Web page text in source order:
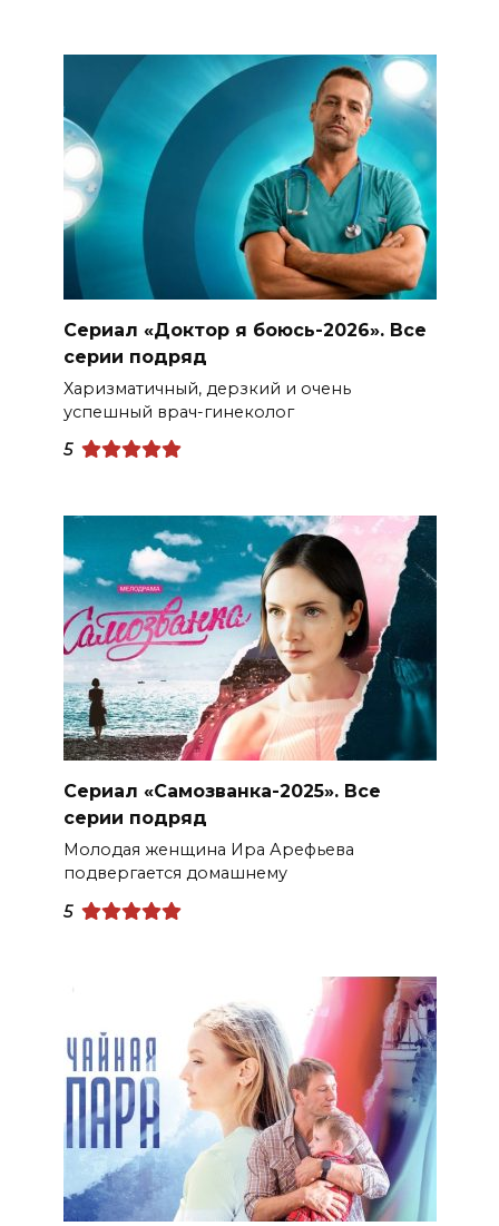
Сериал «Доктор я боюсь-2026». Все
серии подряд
Харизматичный, дерзкий и очень
успешный врач-гинеколог
5
Сериал «Самозванка-2025». Все
серии подряд
Молодая женщина Ира Арефьева
подвергается домашнему
5